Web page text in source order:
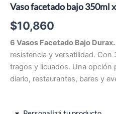
Vaso facetado bajo 350ml
$10,860
6 Vasos Facetado Bajo Durax.
resistencia y versatilidad. Con
tragos y licuados. Una opción
diario, restaurantes, bares y